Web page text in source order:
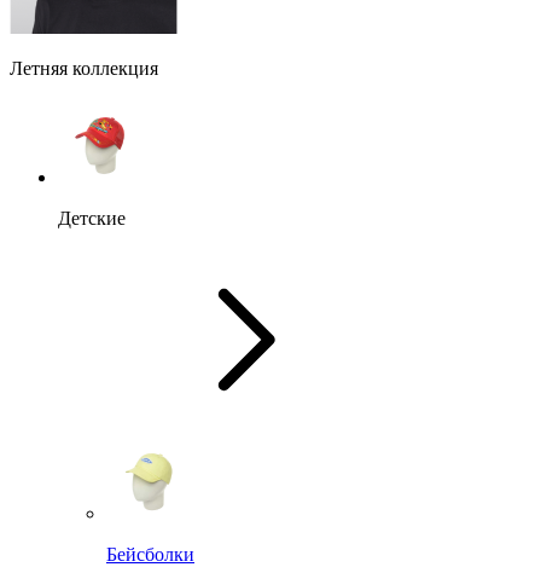
Летняя коллекция
Детские
Бейсболки